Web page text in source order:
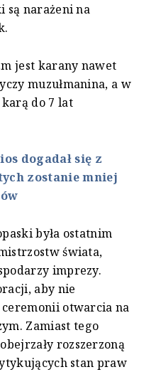
są narażeni na
jest karany nawet
muzułmanina, a w
do 7 lat
dogadał się z
zostanie mniej
była ostatnim
świata,
imprezy.
aby nie
otwarcia na
Zamiast tego
rozszerzoną
stan praw